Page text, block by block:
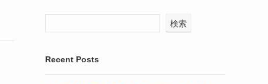
検索
Recent Posts